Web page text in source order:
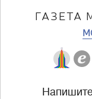
ГАЗЕТА